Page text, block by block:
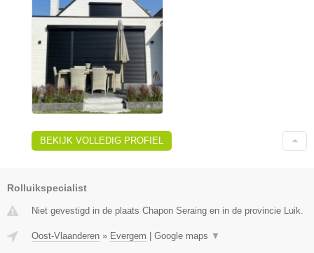
BEKIJK VOLLEDIG PROFIEL
Rolluikspecialist
Niet gevestigd in de plaats Chapon Seraing en in de provincie Luik.
Oost-Vlaanderen » Evergem Google maps ▼